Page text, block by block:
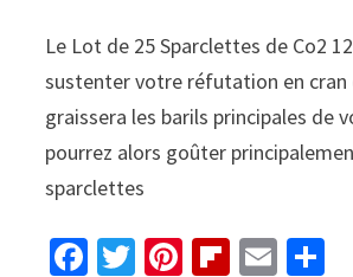
Le Lot de 25 Sparclettes de Co2
sustenter votre réfutation en cran
graissera les barils principales de
pourrez alors goûter
sparclettes
Fa T
Pi Fl E